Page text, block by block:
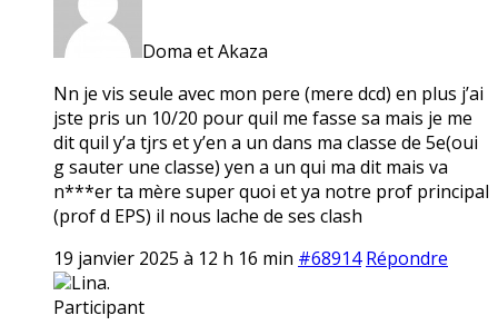
Doma et Akaza
Nn je vis seule avec mon pere (mere dcd) en plus j’ai
jste pris un 10/20 pour quil me fasse sa mais je me
dit quil y’a tjrs et y’en a un dans ma classe de 5e(oui
g sauter une classe) yen a un qui ma dit mais va
n***er ta mère super quoi et ya notre prof principal
(prof d EPS) il nous lache de ses clash
19 janvier 2025 à 12 h 16 min #68914 Répondre
Lina.
Participant